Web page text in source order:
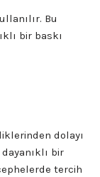
Bu
bir baskı
dolayı
bir
tercih